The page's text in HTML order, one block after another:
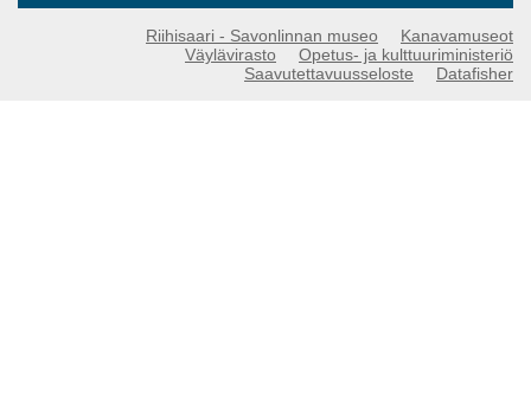
Riihisaari - Savonlinnan museo
Kanavamuseot
Väylävirasto
Opetus- ja kulttuuriministeriö
Saavutettavuusseloste
Datafisher